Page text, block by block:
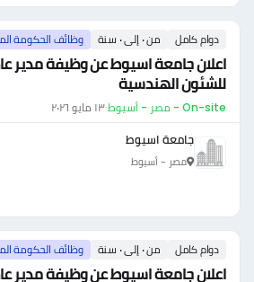
دوام كامل من ٠ إلى ٠ سنة وظائف الحكومة
اعلان جامعة اسيوط عن وظيفة مدير عام
للشئون الهندسية
On-site - مصر - أسيوط ·١٣ مايو ٢٠٢٦
جامعة اسيوط
مصر - أسيوط
دوام كامل من ٠ إلى ٠ سنة وظائف الحكومة
اعلان جامعة اسيوط عن وظيفة مدير عام